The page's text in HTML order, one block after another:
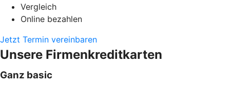
Vergleich
Online bezahlen
Jetzt Termin vereinbaren
Unsere Firmenkreditkarten
Ganz basic